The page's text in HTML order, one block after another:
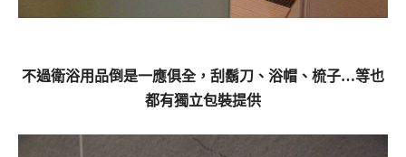
不過衛浴用品倒是一應俱全，刮鬍刀、浴帽、梳子…等也
都有獨立包裝提供